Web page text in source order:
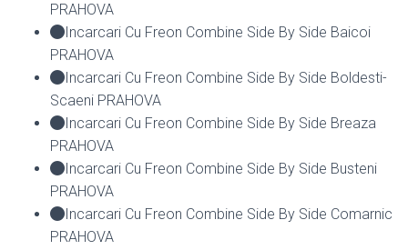
PRAHOVA
Incarcari Cu Freon Combine Side By Side Baicoi
PRAHOVA
Incarcari Cu Freon Combine Side By Side Boldesti-
Scaeni PRAHOVA
Incarcari Cu Freon Combine Side By Side Breaza
PRAHOVA
Incarcari Cu Freon Combine Side By Side Busteni
PRAHOVA
Incarcari Cu Freon Combine Side By Side Comarnic
PRAHOVA